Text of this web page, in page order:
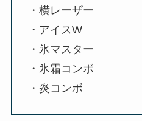
・横レーザー
・アイスW
・氷マスター
・氷霜コンボ
・炎コンボ